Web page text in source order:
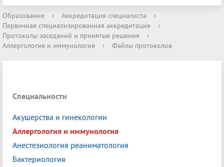
Образование › Аккредитация специалиста
›
Первичная специализированная аккредитация
›
Протоколы заседаний и принятые решения
›
Аллергология и иммунология
› Файлы протоколов
Специальности
Акушерства и гинекологии
Аллергология и иммунология
Анестезиология реаниматология
Бактериология